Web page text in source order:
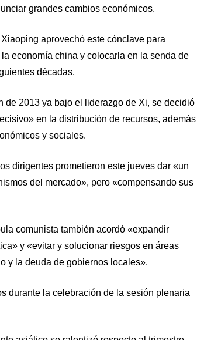
grandes cambios económicos.
aprovechó este cónclave para
economía china y colocarla en la senda de
décadas.
de 2013 ya bajo el liderazgo de Xi, se decidió
en la distribución de recursos, además
y sociales.
dirigentes prometieron este jueves dar «un
del mercado», pero «compensando sus
comunista también acordó «expandir
y «evitar y solucionar riesgos en áreas
y la deuda de gobiernos locales».
durante la celebración de la sesión plenaria